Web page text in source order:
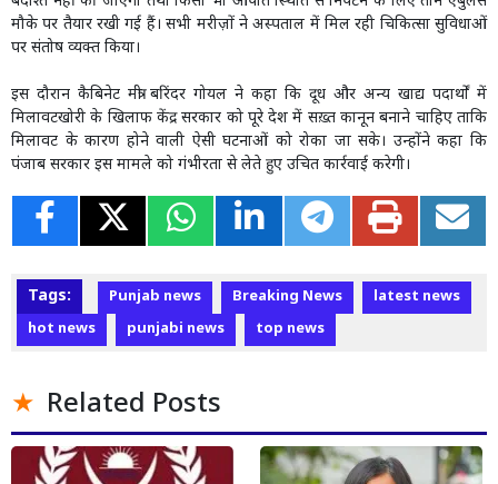
मौके पर तैयार रखी गई हैं। सभी मरीज़ों ने अस्पताल में मिल रही चिकित्सा सुविधाओं
पर संतोष व्यक्त किया।
इस दौरान कैबिनेट मंत्री बरिंदर गोयल ने कहा कि दूध और अन्य खाद्य पदार्थों में
मिलावटखोरी के खिलाफ केंद्र सरकार को पूरे देश में सख़्त कानून बनाने चाहिए ताकि
मिलावट के कारण होने वाली ऐसी घटनाओं को रोका जा सके। उन्होंने कहा कि
पंजाब सरकार इस मामले को गंभीरता से लेते हुए उचित कार्रवाई करेगी।
Tags: Punjab news Breaking News
latest news
hot news
punjabi news top news
Related Posts